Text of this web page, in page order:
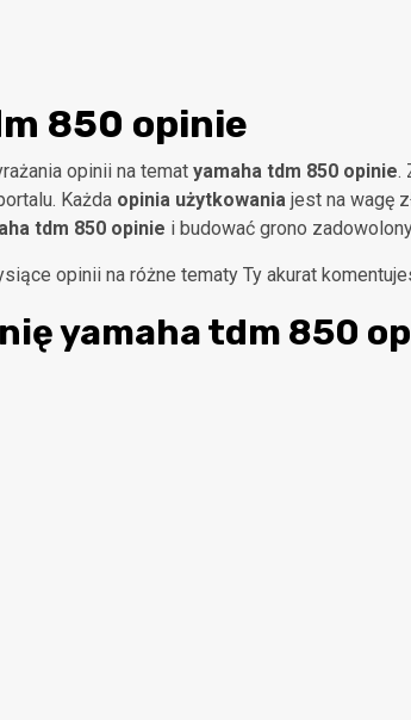
850 opinie
opinii na temat yamaha tdm 850 opinie.
Każda opinia użytkowania jest na wagę
tdm 850 opinie i budować grono
opinii na różne tematy Ty akurat
yamaha tdm 850